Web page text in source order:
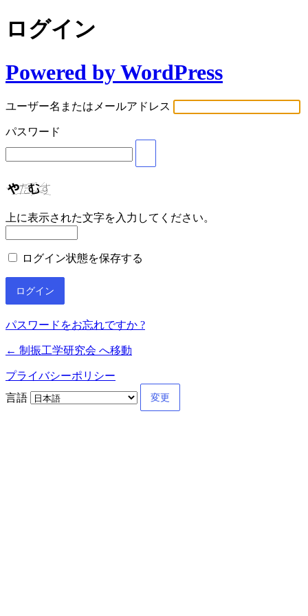
ログイン
Powered by WordPress
ユーザー名またはメールアドレス
パスワード
上に表示された文字を入力してください。
ログイン状態を保存する
パスワードをお忘れですか ?
← 制振工学研究会 へ移動
プライバシーポリシー
言語